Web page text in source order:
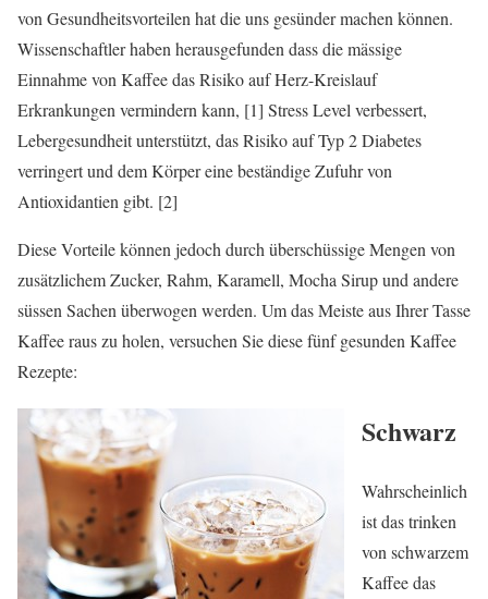
von Gesundheitsvorteilen hat die uns gesünder machen können.
Wissenschaftler haben herausgefunden dass die mässige
Einnahme von Kaffee das Risiko auf Herz-Kreislauf
Erkrankungen vermindern kann, [1] Stress Level verbessert,
Lebergesundheit unterstützt, das Risiko auf Typ 2 Diabetes
verringert und dem Körper eine beständige Zufuhr von
Antioxidantien gibt. [2]
Diese Vorteile können jedoch durch überschüssige Mengen von
zusätzlichem Zucker, Rahm, Karamell, Mocha Sirup und andere
süssen Sachen überwogen werden. Um das Meiste aus Ihrer Tasse
Kaffee raus zu holen, versuchen Sie diese fünf gesunden Kaffee
Rezepte:
Schwarz
Wahrscheinlich
ist das trinken
von schwarzem
Kaffee das